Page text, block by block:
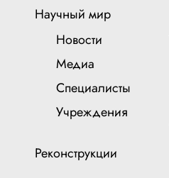
Научный мир
Новости
Медиа
Специалисты
Учреждения
Реконструкции